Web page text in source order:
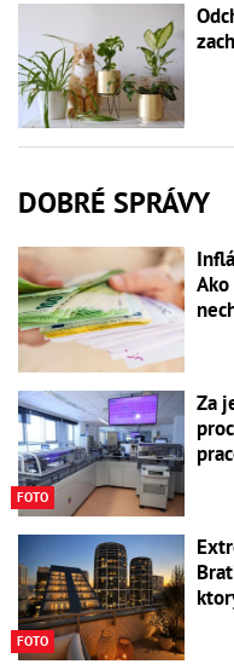
DOBRÉ SPRÁVY
FOTO
Za
FOTO